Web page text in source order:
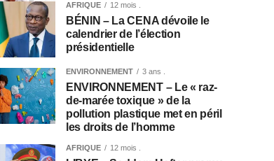
AFRIQUE 12 mois .
BÉNIN – La CENA dévoile le
calendrier de l’élection
présidentielle
ENVIRONNEMENT 3 ans .
ENVIRONNEMENT – Le « raz-
de-marée toxique » de la
pollution plastique met en péril
les droits de l’homme
AFRIQUE 12 mois .